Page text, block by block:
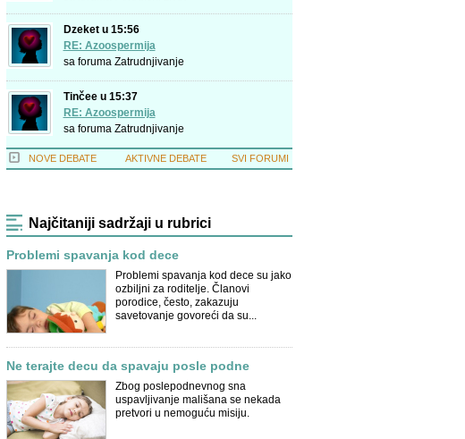
Dzeket u 15:56
RE: Azoospermija
sa foruma Zatrudnjivanje
Tinčee u 15:37
RE: Azoospermija
sa foruma Zatrudnjivanje
NOVE DEBATE AKTIVNE DEBATE SVI FORUMI
Najčitaniji sadržaji u rubrici
Problemi spavanja kod dece
Problemi spavanja kod dece su jako
ozbiljni za roditelje. Članovi
porodice, često, zakazuju
savetovanje govoreći da su...
Ne terajte decu da spavaju posle podne
Zbog poslepodnevnog sna
uspavljivanje mališana se nekada
pretvori u nemoguću misiju.